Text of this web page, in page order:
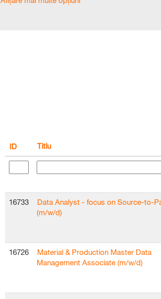
ID Titlu
16733
Data Analyst - focus on Source-to-
(m/w/d)
16726
Material & Production Master Data
Management Associate (m/w/d)